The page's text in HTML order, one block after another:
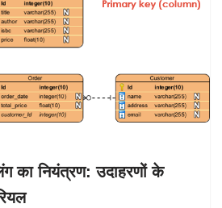
का नियंत्रण: उदाहरणों के